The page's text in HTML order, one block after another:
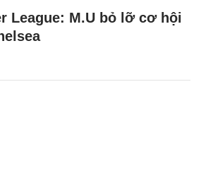
League: M.U bỏ lỡ cơ hội